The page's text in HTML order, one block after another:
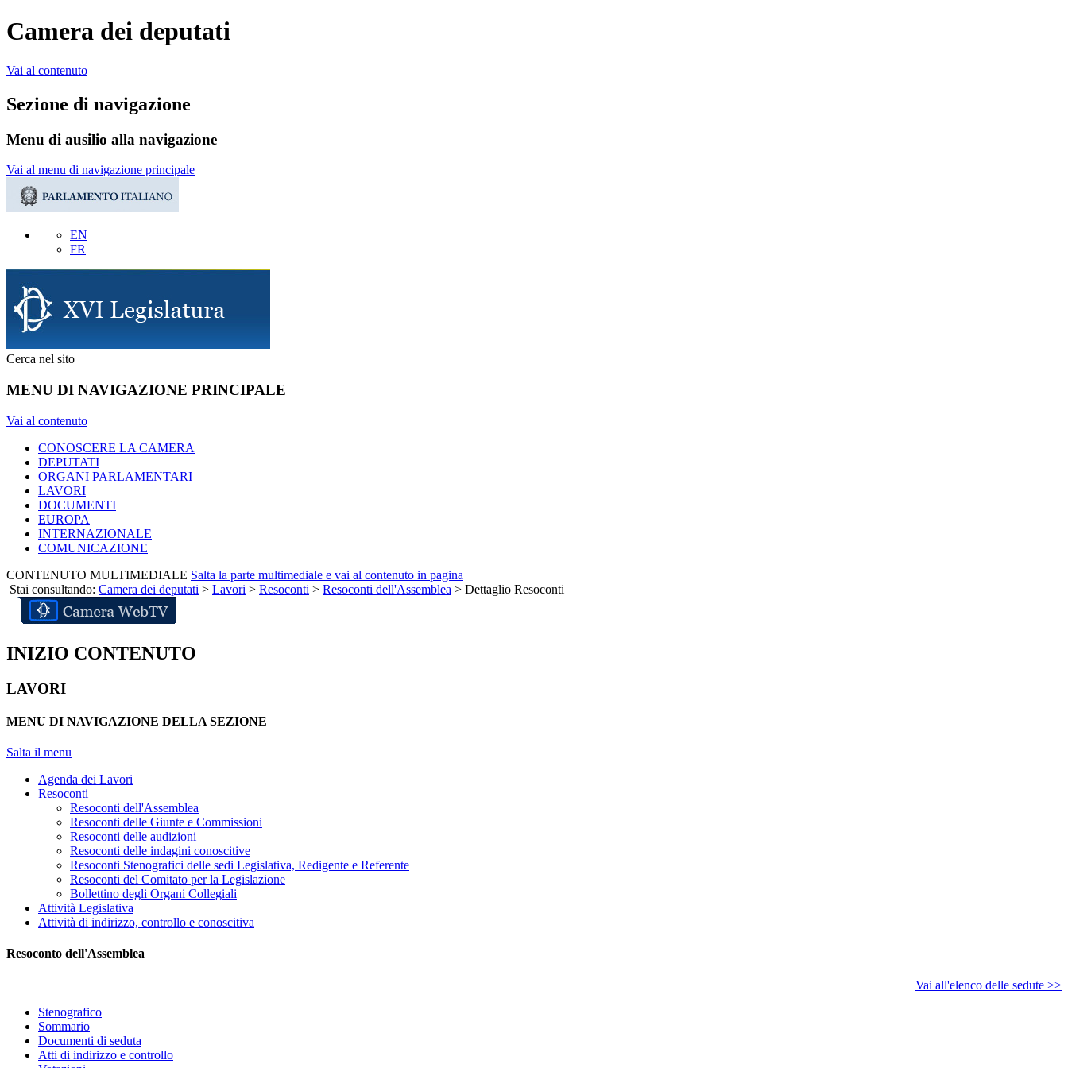
Camera dei deputati
Vai al contenuto
Sezione di navigazione
Menu di ausilio alla navigazione
Vai al menu di navigazione principale
EN
FR
Cerca nel sito
MENU DI NAVIGAZIONE PRINCIPALE
Vai al contenuto
CONOSCERE LA CAMERA
DEPUTATI
ORGANI PARLAMENTARI
LAVORI
DOCUMENTI
EUROPA
INTERNAZIONALE
COMUNICAZIONE
CONTENUTO MULTIMEDIALE Salta la parte multimediale e vai al contenuto in pagina
Stai consultando: Camera dei deputati > Lavori > Resoconti > Resoconti dell'Assemblea > Dettaglio Resoconti
INIZIO CONTENUTO
LAVORI
MENU DI NAVIGAZIONE DELLA SEZIONE
Salta il menu
Agenda dei Lavori
Resoconti
Resoconti dell'Assemblea
Resoconti delle Giunte e Commissioni
Resoconti delle audizioni
Resoconti delle indagini conoscitive
Resoconti Stenografici delle sedi Legislativa, Redigente e Referente
Resoconti del Comitato per la Legislazione
Bollettino degli Organi Collegiali
Attività Legislativa
Attività di indirizzo, controllo e conoscitiva
Resoconto dell'Assemblea
Vai all'elenco delle sedute >>
Stenografico
Sommario
Documenti di seduta
Atti di indirizzo e controllo